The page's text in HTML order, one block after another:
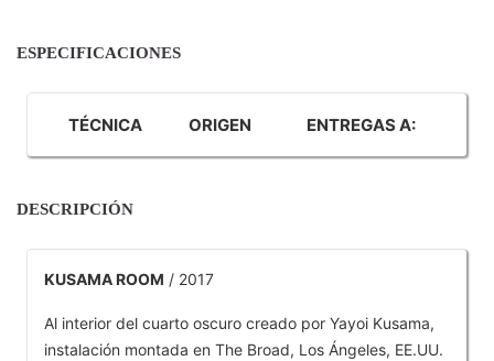
ESPECIFICACIONES
TÉCNICA ORIGEN ENTREGAS A:
DESCRIPCIÓN
KUSAMA ROOM / 2017
Al interior del cuarto oscuro creado por Yayoi Kusama,
instalación montada en The Broad, Los Ángeles, EE.UU.